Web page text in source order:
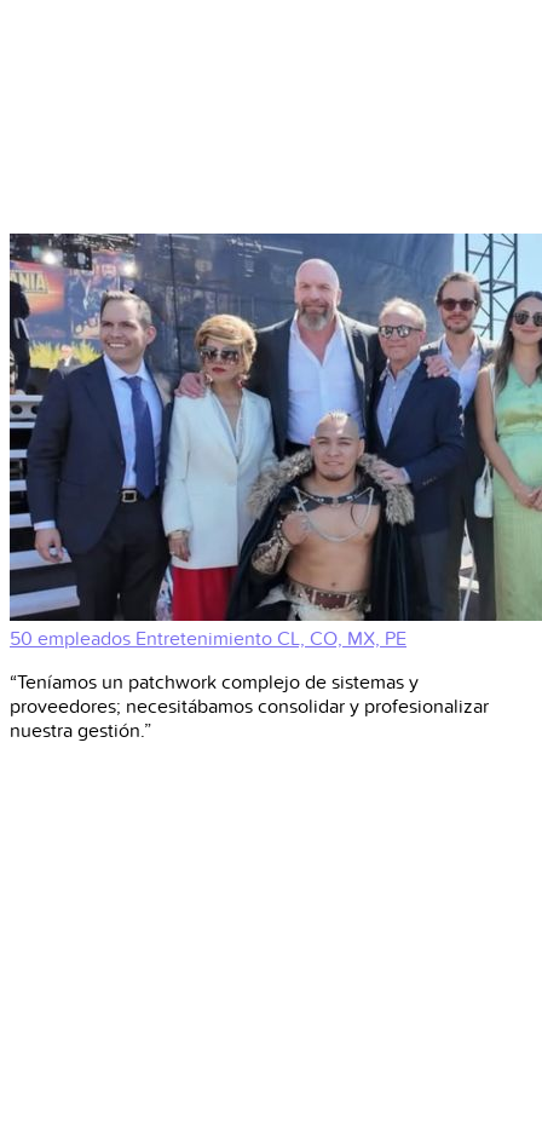
50 empleados Entretenimiento CL, CO, MX, PE
“Teníamos un patchwork complejo de sistemas y
proveedores; necesitábamos consolidar y profesionalizar
nuestra gestión.”